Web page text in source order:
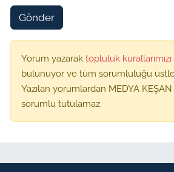
Gönder
Yorum yazarak topluluk kurallarımızı
bulunuyor ve tüm sorumluluğu
Yazılan yorumlardan MEDYA
sorumlu tutulamaz.